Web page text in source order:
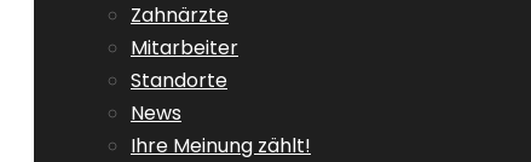
Zahnärzte
Mitarbeiter
Standorte
News
Ihre Meinung zählt!